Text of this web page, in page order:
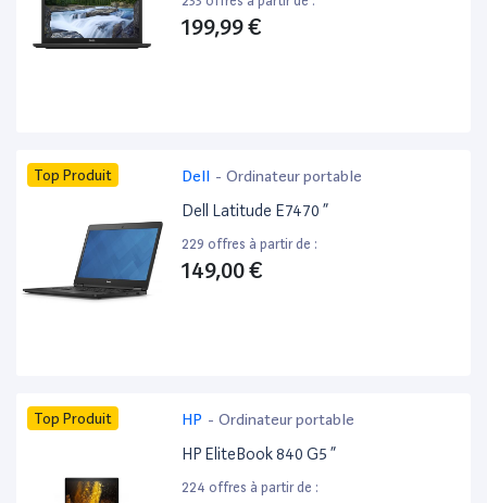
199,99 €
Top Produit Dell - Ordinateur portable
Dell Latitude E7470 ”
229 offres à partir de :
149,00 €
Top Produit HP - Ordinateur portable
HP EliteBook 840 G5 ”
224 offres à partir de :